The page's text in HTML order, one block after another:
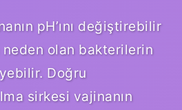
pH’ını değiştirebilir
olan bakterilerin
Doğru
sirkesi vajinanın